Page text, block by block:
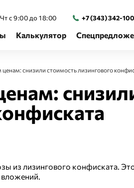
с 9:00 до 18:00 +7 (343) 342-
Калькулятор
снизили стоимость лизингового
из лизингового конфиската.
вложений.